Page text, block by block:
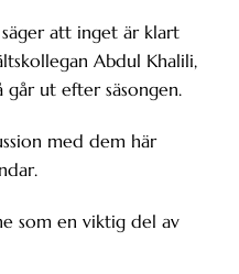
att inget är klart
Abdul Khalili,
går ut efter säsongen.
med dem här
som en viktig del av